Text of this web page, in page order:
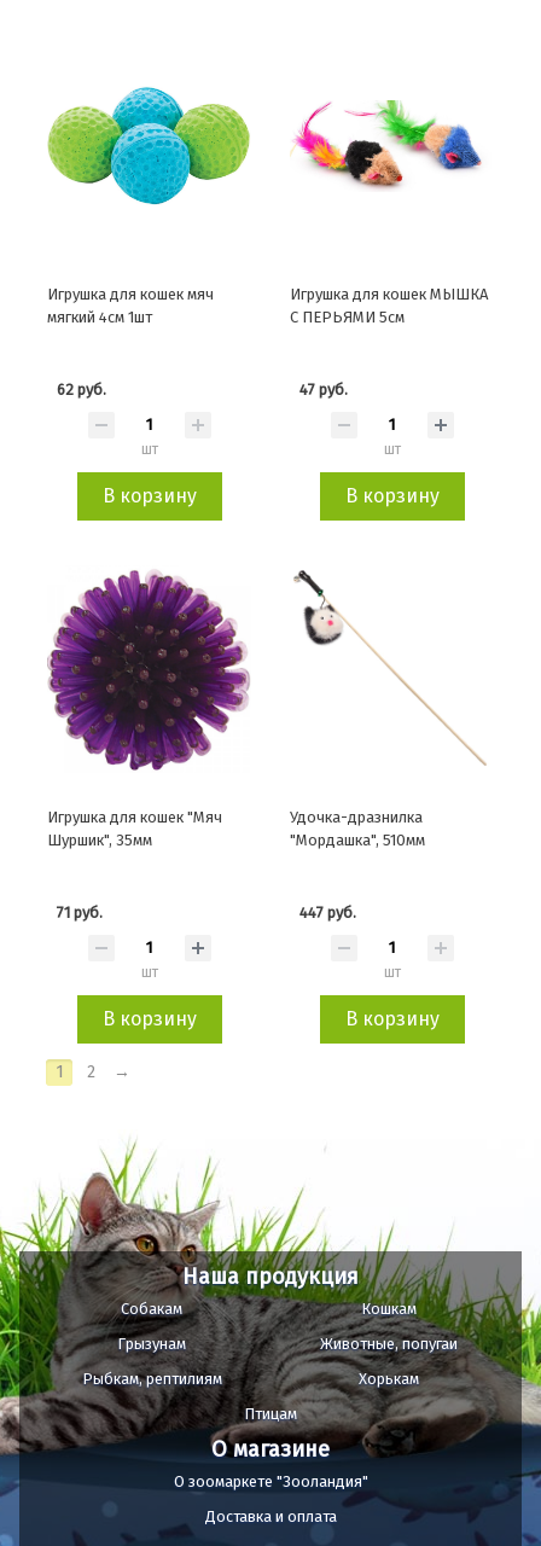
Игрушка для кошек мяч
мягкий 4см 1шт
62 руб.
шт
В корзину
Игрушка для кошек МЫШКА
С ПЕРЬЯМИ 5см
47 руб.
шт
В корзину
Игрушка для кошек "Мяч
Шуршик", 35мм
71 руб.
шт
В корзину
Удочка-дразнилка
"Мордашка", 510мм
447 руб.
шт
В корзину
1 2 →
Наша продукция
Собакам
Кошкам
Грызунам
Животные, попугаи
Рыбкам, рептилиям
Хорькам
Птицам
О магазине
О зоомаркете "Зооландия"
Доставка и оплата